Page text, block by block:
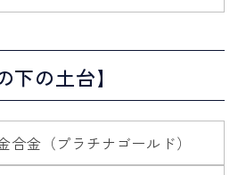
下の土台】
合金（プラチナゴールド）